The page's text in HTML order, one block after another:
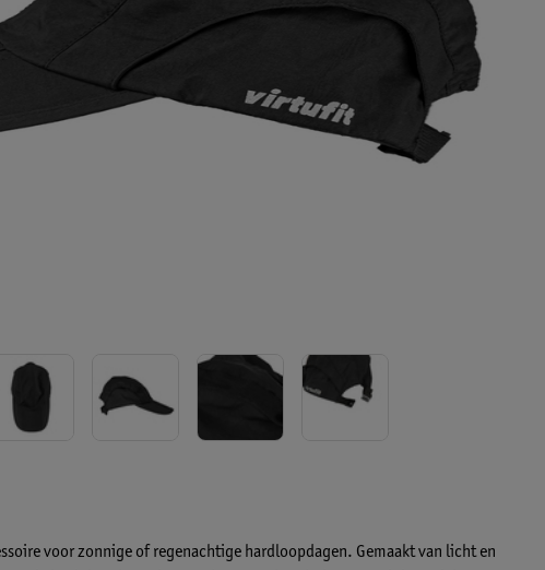
voor zonnige of regenachtige hardloopdagen. Gemaakt van licht en